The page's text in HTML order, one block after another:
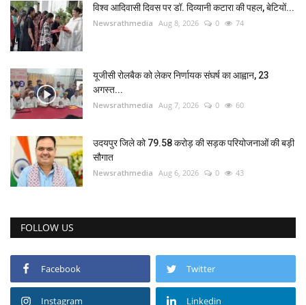
विश्व आदिवासी दिवस पर डॉ. दिव्यानी कटारा की पहल, बेटियों...
Newsrathmedia Aug 8, 2026 0 74
यूजीसी रोलबैक को लेकर निर्णायक संघर्ष का आह्वान, 23
अगस्त...
Newsrathmedia Aug 7, 2026 0 60
उदयपुर जिले को 79.58 करोड़ की सड़क परियोजनाओं की बड़ी
सौगात
Newsrathmedia Aug 6, 2026 0 43
FOLLOW US
Facebook Twitter
Instagram Linkedin